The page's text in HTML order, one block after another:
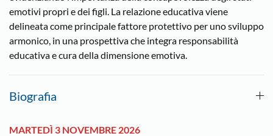
emotivi propri e dei figli. La relazione educativa viene
delineata come principale fattore protettivo per uno sviluppo
armonico, in una prospettiva che integra responsabilità
educativa e cura della dimensione emotiva.
Biografia
MARTEDÌ 3 NOVEMBRE 2026